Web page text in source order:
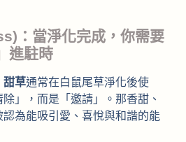
：當淨化完成，你需要
進駐時
甜草通常在白鼠尾草淨化後使
」，而是「邀請」。那香甜、
為能吸引愛、喜悅與和諧的能